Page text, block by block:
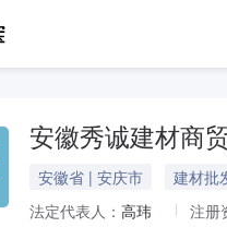
安徽秀诚建材商
安徽省 | 安庆市 建材批
法定代表人： 高玮 注册